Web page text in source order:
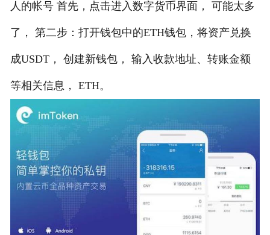
人的帐号 首先，点击进入数字货币界面， 可能太多
了， 第二步：打开钱包中的ETH钱包，将资产兑换
成USDT， 创建新钱包， 输入收款地址、转账金额
等相关信息， ETH。